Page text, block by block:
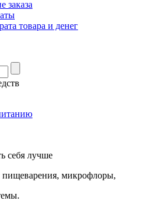
заказа
товара и денег
себя лучше
пищеварения, микрофлоры,